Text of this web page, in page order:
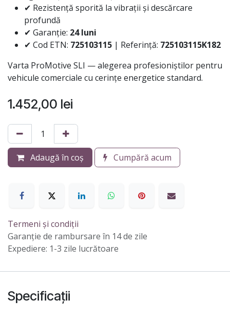
✔ Rezistență sporită la vibrații și descărcare
profundă
✔ Garanție: 24 luni
✔ Cod ETN: 725103115 | Referință: 725103115K182
Varta ProMotive SLI — alegerea profesioniștilor pentru
vehicule comerciale cu cerințe energetice standard.
1.452,00 lei
Adaugă în coș Cumpără acum
Termeni și condiții
Garanție de rambursare în 14 de zile
Expediere: 1-3 zile lucrătoare
Specificații